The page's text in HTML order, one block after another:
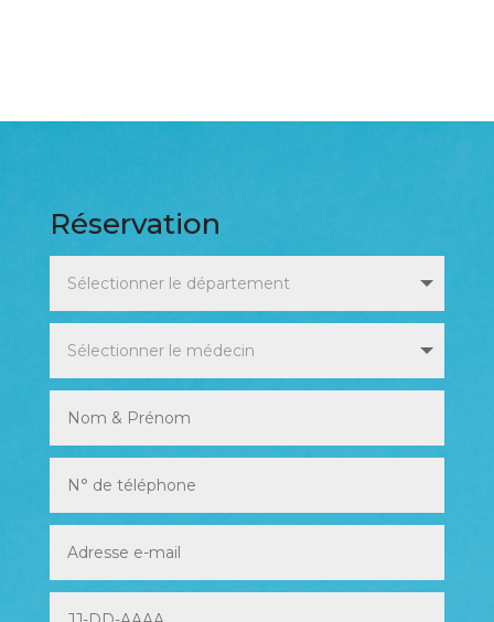
Réservation